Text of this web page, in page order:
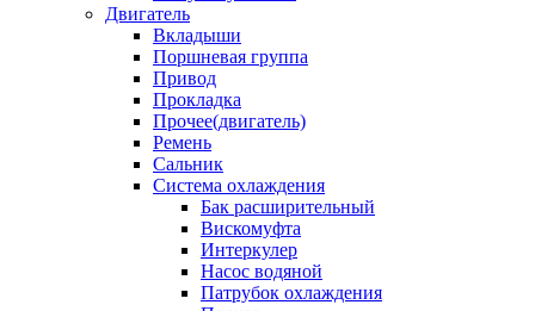
Двигатель
Вкладыши
Поршневая группа
Привод
Прокладка
Прочее(двигатель)
Ремень
Сальник
Система охлаждения
Бак расширительный
Вискомуфта
Интеркулер
Насос водяной
Патрубок охлаждения